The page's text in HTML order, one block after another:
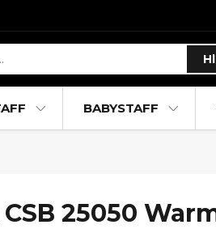
BABYSTAFF
25050